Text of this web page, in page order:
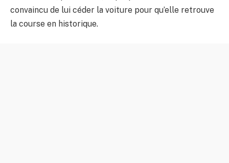
convaincu de lui céder la voiture pour qu’elle retrouve
la course en historique.